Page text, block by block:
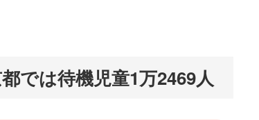
では待機児童1万2469人